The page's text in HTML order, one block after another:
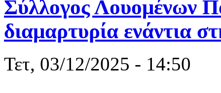
Σύλλογος Λουομένων
διαμαρτυρία ενάντια
Τετ, 03/12/2025 - 14:50